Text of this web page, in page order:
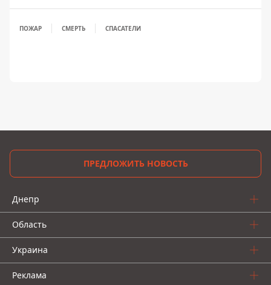
ПОЖАР СМЕРТЬ СПАСАТЕЛИ
ПРЕДЛОЖИТЬ НОВОСТЬ
Днепр
Область
Украина
Реклама